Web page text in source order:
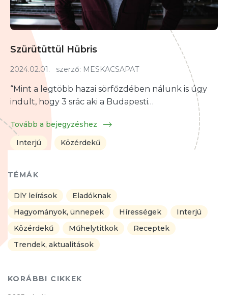
Szürütüttül Hübris
2024.02.01. szerző: MESKACSAPAT
“Mint a legtöbb hazai sörfőzdében nálunk is úgy
indult, hogy 3 srác aki a Budapesti…
Tovább a bejegyzéshez
Interjú
Közérdekű
TÉMÁK
DlY leírások
Eladóknak
Hagyományok, ünnepek
Hírességek
Interjú
Közérdekű
Műhelytitkok
Receptek
Trendek, aktualitások
KORÁBBI CIKKEK